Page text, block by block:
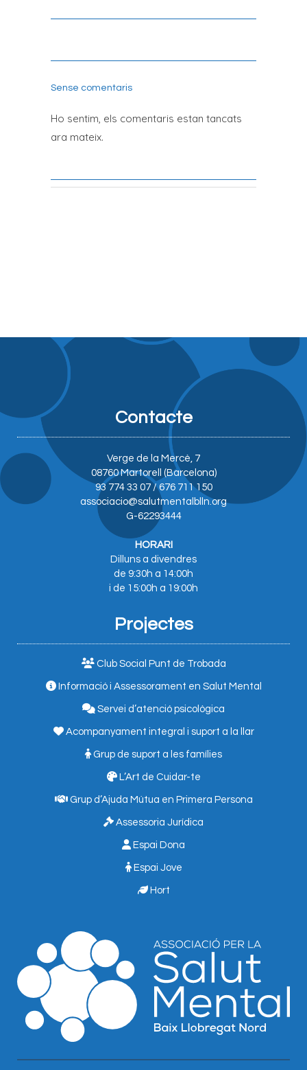
Sense comentaris
Ho sentim, els comentaris estan tancats
ara mateix.
Contacte
Verge de la Mercè, 7
08760 Martorell (Barcelona)
93 774 33 07 / 676 711 150
associacio@salutmentalblln.org
G-62293444
HORARI
Dilluns a divendres
de 9:30h a 14:00h
i de 15:00h a 19:00h
Projectes
Club Social Punt de Trobada
Informació i Assessorament en Salut Mental
Servei d’atenció psicològica
Acompanyament integral i suport a la llar
Grup de suport a les famílies
L’Art de Cuidar-te
Grup d’Ajuda Mútua en Primera Persona
Assessoria Jurídica
Espai Dona
Espai Jove
Hort